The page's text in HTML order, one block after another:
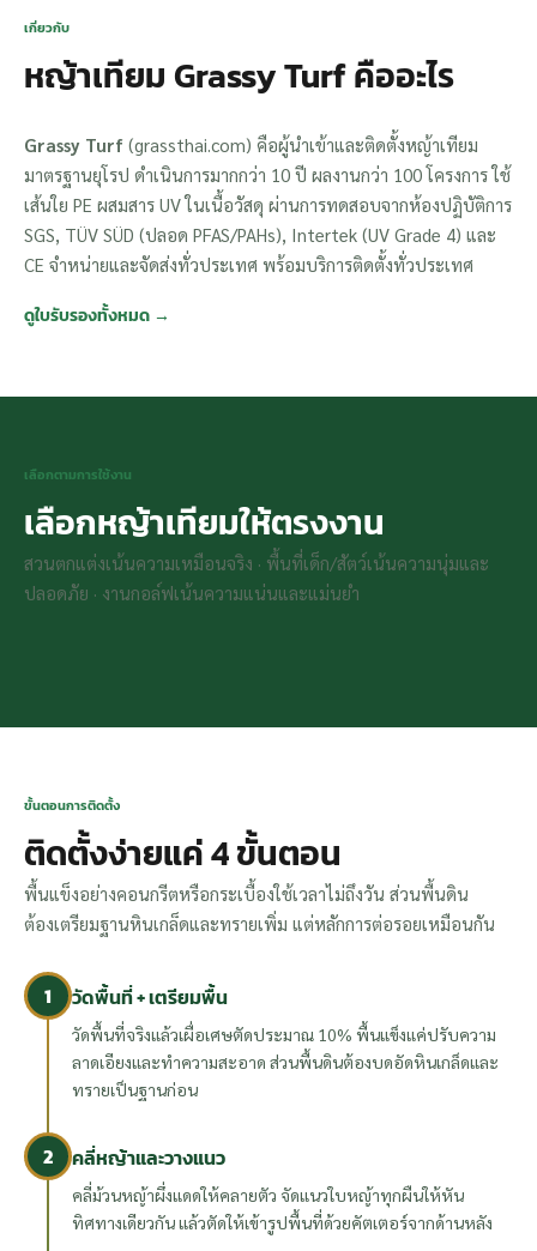
เกี่ยวกับ
หญ้าเทียม Grassy Turf คืออะไร
Grassy Turf (grassthai.com) คือผู้นำเข้าและติดตั้งหญ้าเทียม
มาตรฐานยุโรป ดำเนินการมากกว่า 10 ปี ผลงานกว่า 100 โครงการ ใช้
เส้นใย PE ผสมสาร UV ในเนื้อวัสดุ ผ่านการทดสอบจากห้องปฏิบัติการ
SGS, TÜV SÜD (ปลอด PFAS/PAHs), Intertek (UV Grade 4) และ
CE จำหน่ายและจัดส่งทั่วประเทศ พร้อมบริการติดตั้งทั่วประเทศ
ดูใบรับรองทั้งหมด →
เลือกตามการใช้งาน
เลือกหญ้าเทียมให้ตรงงาน
สวนตกแต่งเน้นความเหมือนจริง · พื้นที่เด็ก/สัตว์เน้นความนุ่มและ
ปลอดภัย · งานกอล์ฟเน้นความแน่นและแม่นยำ
โด
เหมือนจริง นุ่ม เท้าเปล่าสบาย ทน
แดดไทย
เด็ก & สัตว์เลี้ยง
นุ่มพิเศษ mini C-shape ปลอด
PFAS ล้างง่าย
⛳
กอล์ฟ / กีฬา
พัตต์แม่น ทอแน่นสูง หน้ากว้าง 4
ม. ไร้รอยต่อ
ขายส่ง / โครงการ
ระบบ dealer พร้อมใบรับรอง
สำหรับ TOR
ขั้นตอนการติดตั้ง
ติดตั้งง่ายแค่ 4 ขั้นตอน
พื้นแข็งอย่างคอนกรีตหรือกระเบื้องใช้เวลาไม่ถึงวัน ส่วนพื้นดิน
ต้องเตรียมฐานหินเกล็ดและทรายเพิ่ม แต่หลักการต่อรอยเหมือนกัน
1 วัดพื้นที่ + เตรียมพื้น
วัดพื้นที่จริงแล้วเผื่อเศษตัดประมาณ 10% พื้นแข็งแค่ปรับความ
ลาดเอียงและทำความสะอาด ส่วนพื้นดินต้องบดอัดหินเกล็ดและ
ทรายเป็นฐานก่อน
2 คลี่หญ้าและวางแนว
คลี่ม้วนหญ้าผึ่งแดดให้คลายตัว จัดแนวใบหญ้าทุกผืนให้หัน
ทิศทางเดียวกัน แล้วตัดให้เข้ารูปพื้นที่ด้วยคัตเตอร์จากด้านหลัง